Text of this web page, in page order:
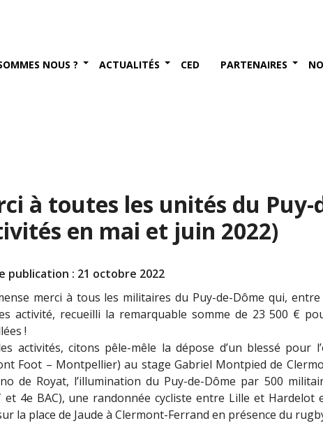
NOUS ? ACTUALITÉS CED PARTENAIRES
à toutes les unités du Puy-
en mai et juin 2022)
publication : 21 octobre 2022
merci à tous les militaires du Puy-de-Dôme qui,
activité, recueilli la remarquable somme de 23 500 €
!
activités, citons pêle-mêle la dépose d’un blessé pour
Foot – Montpellier) au stage Gabriel Montpied de
de Royat, l’illumination du Puy-de-Dôme par 500
et 4e BAC), une randonnée cycliste entre Lille et
la place de Jaude à Clermont-Ferrand en présence du